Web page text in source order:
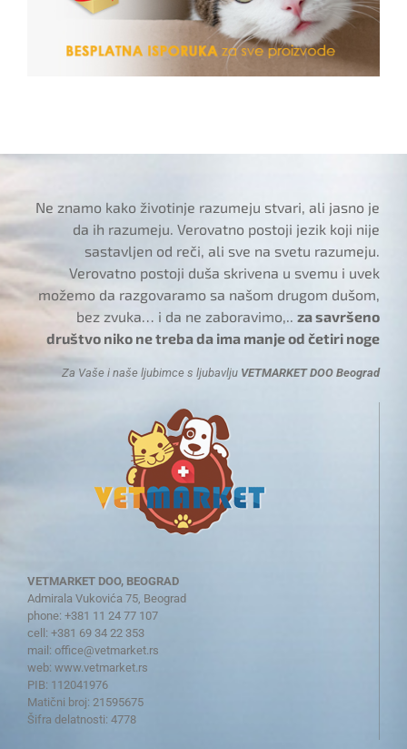
Ne znamo kako životinje razumeju stvari, ali jasno je
da ih razumeju. Verovatno postoji jezik koji nije
sastavljen od reči, ali sve na svetu razumeju.
Verovatno postoji duša skrivena u svemu i uvek
možemo da razgovaramo sa našom drugom dušom,
bez zvuka… i da ne zaboravimo,..za savršeno
društvo niko ne treba da ima manje od četiri noge
Za Vaše i naše ljubimce s ljubavlju VETMARKET DOO Beograd
VETMARKET DOO, BEOGRAD
Admirala Vukovića 75, Beograd
phone: +381 11 24 77 107
cell: +381 69 34 22 353
mail: office@vetmarket.rs
web: www.vetmarket.rs
PIB: 112041976
Matični broj: 21595675
Šifra delatnosti: 4778